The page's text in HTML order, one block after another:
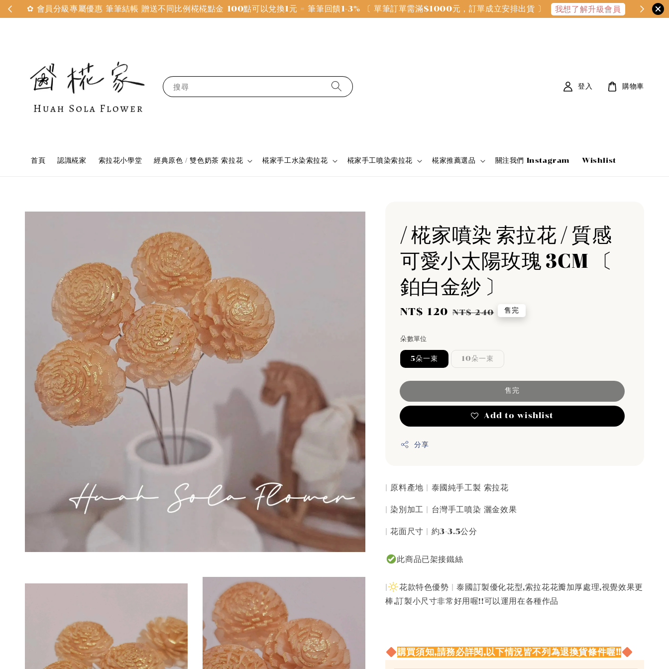
✿ 會員分級專屬優惠 筆筆結帳 贈送不同比例椛椛點金 100點可以兌換1元 = 筆筆回饋1-3% 〔 單筆訂單需滿$1000元，訂單成立安排出貨 〕 我想了解升級會員
搜尋
首頁 認識椛家 索拉花小學堂 經典原色 / 雙色奶茶 索拉花 椛家手工水染索拉花 椛家手工噴染索拉花 椛家推薦選品 關注我們 Instagram Wishlist
登入 購物車
/ 椛家噴染 索拉花 / 質感
可愛小太陽玫瑰 3CM 〔
鉑白金紗 〕
Sale
NT$ 120 Regular
NT$ 240 售完
朵數單位
5朵一束 10朵一束
售完
Add to wishlist
分享
| 原料產地 | 泰國純手工製 索拉花
| 染別加工 | 台灣手工噴染 灑金效果
| 花面尺寸 | 約3-3.5公分
此商品已架接鐵絲
|
花款特色優勢 | 泰國訂製優化花型,索拉花花瓣加厚處理,視覺效果更
棒,訂製小尺寸非常好用喔!!可以運用在各種作品
購買須知,請務必詳閱,以下情況皆不列為退換貨條件喔!!